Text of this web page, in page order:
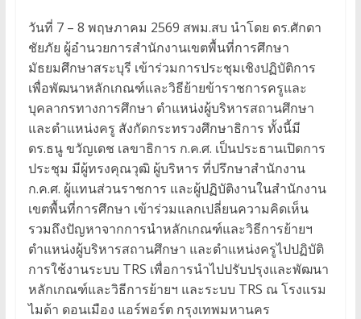
วันที่ 7 – 8 พฤษภาคม 2569 สพม.สบ นำโดย ดร.ศักดา
ชัยภัย ผู้อำนวยการสำนักงานเขตพื้นที่การศึกษา
มัธยมศึกษาสระบุรี เข้าร่วมการประชุมเชิงปฏิบัติการ
เพื่อพัฒนาหลักเกณฑ์และวิธีย้ายข้าราชการครูและ
บุคลากรทางการศึกษา ตำแหน่งผู้บริหารสถานศึกษา
และตำแหน่งครู สังกัดกระทรวงศึกษาธิการ ทั้งนี้มี
ดร.ธนู ขวัญเดช เลขาธิการ ก.ค.ศ. เป็นประธานเปิดการ
ประชุม มีผู้ทรงคุณวุฒิ ผู้บริหาร ที่ปรึกษาสำนักงาน
ก.ค.ศ. ผู้แทนส่วนราชการ และผู้ปฏิบัติงานในสำนักงาน
เขตพื้นที่การศึกษา เข้าร่วมแลกเปลี่ยนความคิดเห็น
รวมถึงปัญหาจากการนำหลักเกณฑ์และวิธีการย้ายฯ
ตำแหน่งผู้บริหารสถานศึกษา และตำแหน่งครูไปปฏิบัติ
การใช้งานระบบ TRS เพื่อการนำไปปรับปรุงและพัฒนา
หลักเกณฑ์และวิธีการย้ายฯ และระบบ TRS ณ โรงแรม
ไมด้า ดอนเมือง แอร์พอร์ต กรุงเทพมหานคร